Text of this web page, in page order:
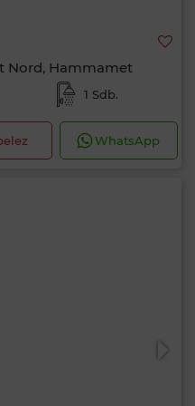
Nord, Hammamet
1 Sdb.
WhatsApp